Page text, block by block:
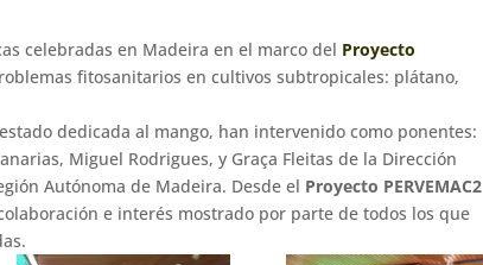
celebradas en Madeira en el marco del Proyecto
fitosanitarios en cultivos subtropicales: plátano,
dedicada al mango, han intervenido como ponentes:
Miguel Rodrigues, y Graça Fleitas de la Dirección
Autónoma de Madeira. Desde el Proyecto PERVEMAC2
e interés mostrado por parte de todos los que